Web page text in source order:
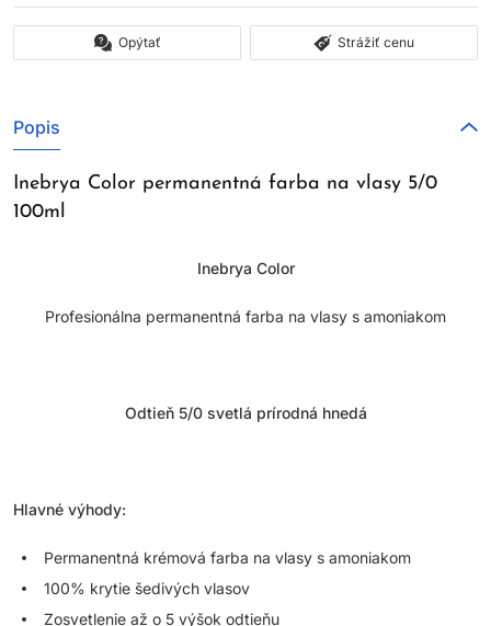
Opýtať Strážiť cenu
Popis
Inebrya Color permanentná farba na vlasy 5/0
100ml
Inebrya Color
Profesionálna permanentná farba na vlasy s amoniakom
Odtieň 5/0 svetlá prírodná hnedá
Hlavné výhody:
Permanentná krémová farba na vlasy s amoniakom
100% krytie šedivých vlasov
Zosvetlenie až o 5 výšok odtieňu